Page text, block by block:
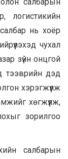
салбарын
логистикийн
нь хоёр
чухал
зүйн онцгой
тээврийн дэд
хэрэгжүүлж
хөгжүүлж,
зорилгоо
салбарын